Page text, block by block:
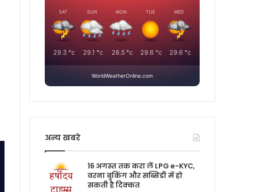
SAT
29.3 °c
SUN
29.1 °c
MON
26.5°c
TUE
29.6 °c
WED
29.6 °c
WorldWeatherOnline.com
अन्य खबरे
16 अगस्त तक करा लें LPG e-KYC,
वरना बुकिंग और सब्सिडी में हो
सकती है दिक्कत